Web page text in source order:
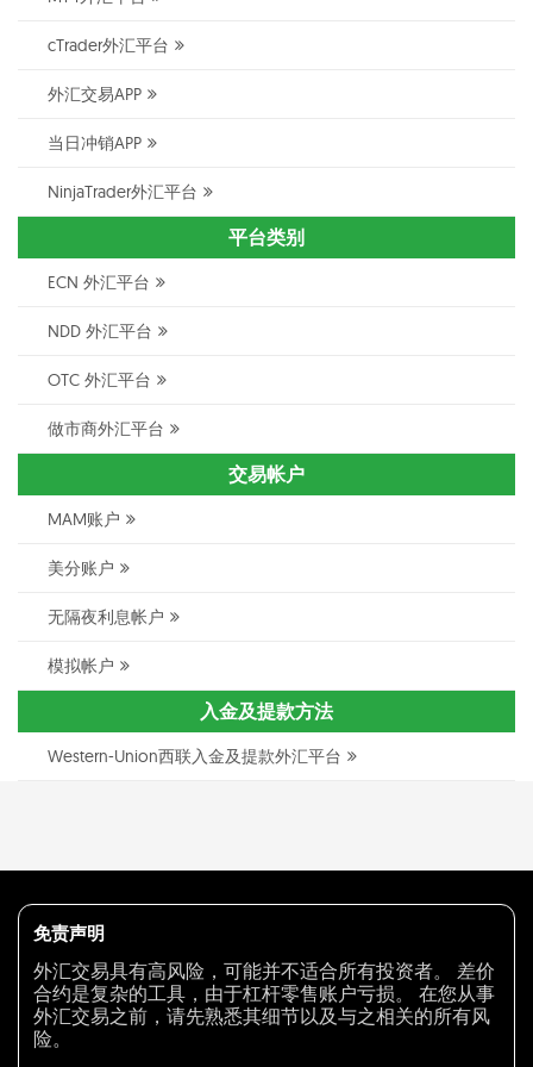
cTrader外汇平台
外汇交易APP
当日冲销APP
NinjaTrader外汇平台
平台类别
ECN 外汇平台
NDD 外汇平台
OTC 外汇平台
做市商外汇平台
交易帐户
MAM账户
美分账户
无隔夜利息帐户
模拟帐户
入金及提款方法
Western-Union西联入金及提款外汇平台
免责声明
外汇交易具有高风险，可能并不适合所有投资者。 差价
合约是复杂的工具，由于杠杆零售账户亏损。 在您从事
外汇交易之前，请先熟悉其细节以及与之相关的所有风
险。